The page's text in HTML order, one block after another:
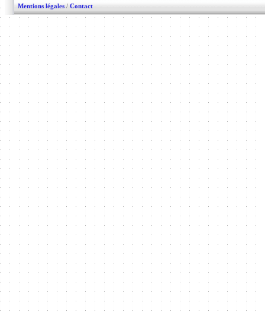
Mentions légales / Contact